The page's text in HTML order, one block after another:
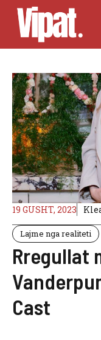
Skip
content
19 GUSHT, 2023
Lajme nga realiteti
Rregullat
Cast